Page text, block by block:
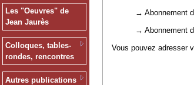
Les "Oeuvres" de
Jean Jaurès
Colloques, tables-
rondes, rencontres
Autres publications
→ Abonnement de
→ Abonnement des
Vous pouvez adresser